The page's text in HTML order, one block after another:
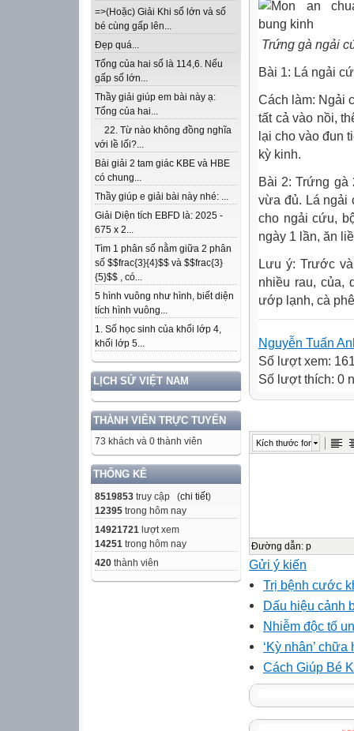
=>(Hoặc) Giải Khi số lớn và số
bé cùng gấp lên...
Đẹp quá...
Tổng của hai số là 114,6. Nếu
gấp số lớn...
Thầy giải giúp em bài này ạ:
Tổng của hai...
22. Từ nào không đồng nghĩa
với lề lối?...
Bài giải 2 tam giác KBE và HBE
có chung...
Thầy giúp e giải bài này nhé: ...
Giải Diện tích EBFD là: 2025 -
675 x 2...
Tìm 1 phân số nằm giữa 2 phân
số $$frac{3}{4}$$ và $$frac{3}
{5}$$ , có...
5 hình vuông như hình, biết diện
tích hình vuông...
1. Số học sinh của khối lớp 4,
khối lớp 5...
LỊCH SỬ VIỆT NAM
THÀNH VIÊN TRỰC TUYẾN
73 khách và 0 thành viên
THỐNG KÊ
8519853 truy cập (chi tiết)
12395 trong hôm nay
14921721 lượt xem
14251 trong hôm nay
420 thành viên
Trứng gà ngải
Bài 1: Lá ngải
Cách làm: Ngải
tất cả vào nồi,
lại cho vào đun
kỳ kinh.
Bài 2: Trứng
vừa đủ. Lá ngải
cho ngải cứu,
ngày 1 lần, ăn
Lưu ý: Trước
nhiều rau, của,
ướp lạnh, cà
Nguyễn Tuấn
Số lượt xem:
Số lượt thích: 0
Kích thước font
Đường dẫn: p
Gửi ý kiến
Trị bệnh cước
Dấu hiệu cảnh
Nhiễm độc tố
‘Kỳ nhân’
Cách Giúp Bé